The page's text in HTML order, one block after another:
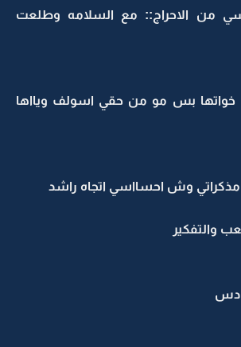
من الاحراج:: مع السلامه وطلعت
بس مو من حقي اسولف ويااها
وش احسااسي اتجاه راشد
والتفكير